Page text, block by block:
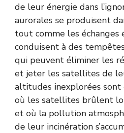
de leur énergie dans
aurorales se produisent
tout comme les échanges
conduisent à des
qui peuvent éliminer les
et jeter les satellites de
altitudes inexplorées sont
où les satellites brûlent
et où la pollution
de leur incinération